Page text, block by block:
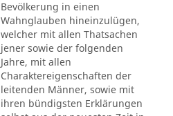
Bevölkerung in einen
Wahnglauben hineinzulügen,
welcher mit allen Thatsachen
jener sowie der folgenden
Jahre, mit allen
Charaktereigenschaften der
leitenden Männer, sowie mit
ihren bündigsten Erklärungen